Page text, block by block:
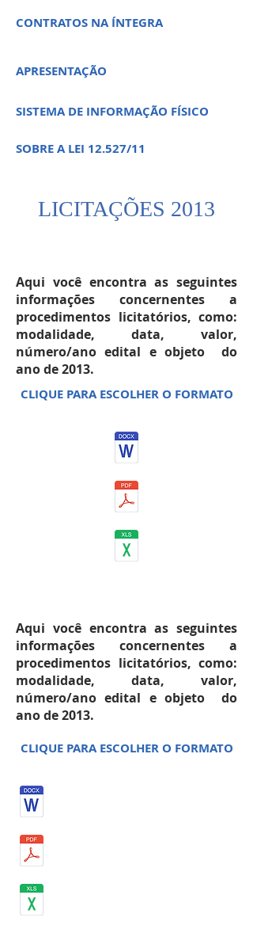
CONTRATOS NA ÍNTEGRA
APRESENTAÇÃO
SISTEMA DE INFORMAÇÃO FÍSICO
SOBRE A LEI 12.527/11
LICITAÇÕES 2013
Aqui você encontra as seguintes
informações concernentes a
procedimentos licitatórios, como:
modalidade, data, valor,
número/ano edital e objeto do
ano de 2013.
CLIQUE PARA ESCOLHER O FORMATO
Aqui você encontra as seguintes
informações concernentes a
procedimentos licitatórios, como:
modalidade, data, valor,
número/ano edital e objeto do
ano de 2013.
CLIQUE PARA ESCOLHER O FORMATO